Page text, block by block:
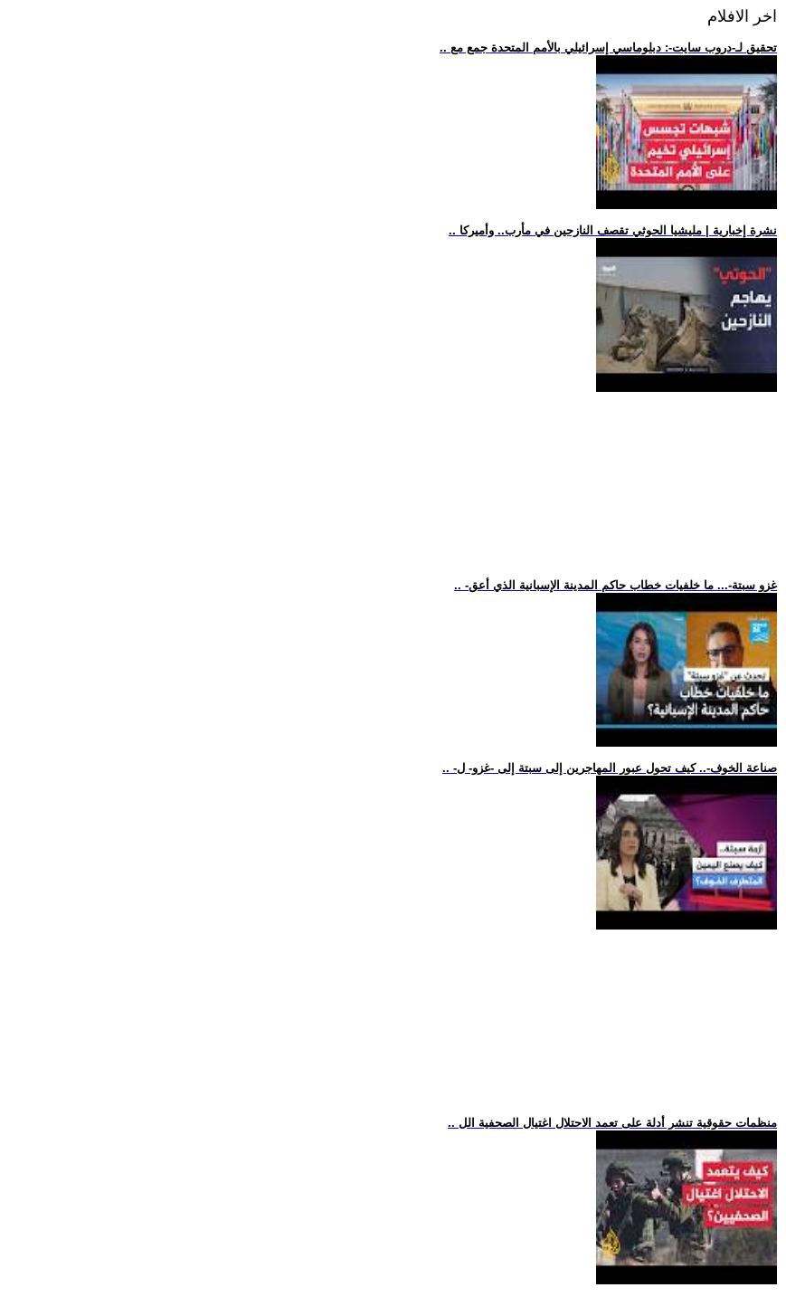
اخر الافلام
.. تحقيق لـ-دروب سايت-: دبلوماسي إسرائيلي بالأمم المتحدة جمع مع
.. نشرة إخبارية | مليشيا الحوثي تقصف النازحين في مأرب.. وأميركا
.. -غزو سبتة-... ما خلفيات خطاب حاكم المدينة الإسبانية الذي أعق
.. -صناعة الخوف-.. كيف تحول عبور المهاجرين إلى سبتة إلى -غزو- ل
.. منظمات حقوقية تنشر أدلة على تعمد الاحتلال اغتيال الصحفية الل